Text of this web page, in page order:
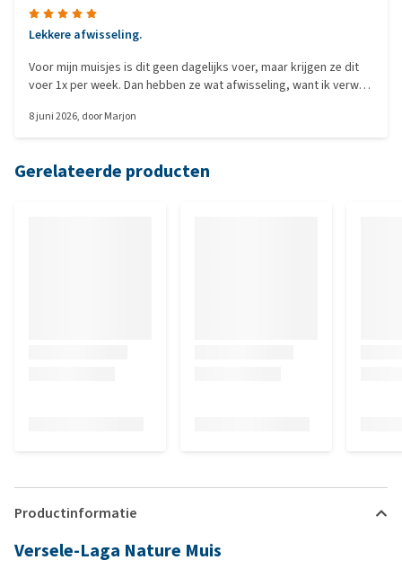
Lekkere afwisseling.
Voor mijn muisjes is dit geen dagelijks voer, maar krijgen ze dit
voer 1x per week. Dan hebben ze wat afwisseling, want ik verwen
en om van te eten.
8 juni 2026, doorMarjon
Gerelateerde producten
Productinformatie
Versele-Laga Nature Muis